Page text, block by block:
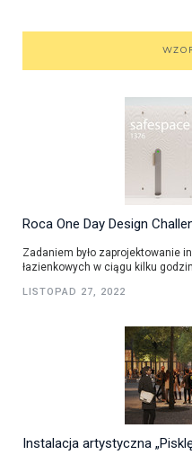
Roca One Day Design
Zadaniem było zaprojektowanie
łazienkowych w ciągu kilku
LISTOPAD 27, 2022
Instalacja artystyczna